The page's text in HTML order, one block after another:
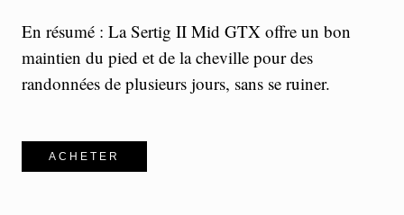
En résumé : La Sertig II Mid GTX offre un bon
maintien du pied et de la cheville pour des
randonnées de plusieurs jours, sans se ruiner.
ACHETER